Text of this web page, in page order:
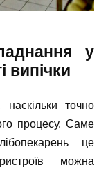
у
випічки
наскільки точно
процесу. Саме
це
можна